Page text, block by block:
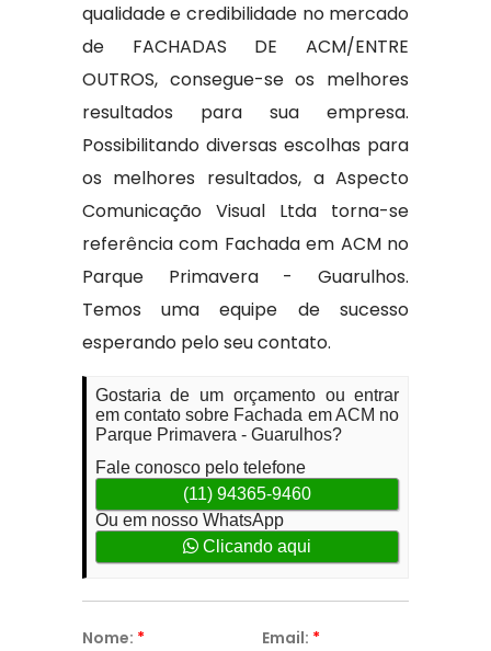
qualidade e credibilidade no mercado
de FACHADAS DE ACM/ENTRE
OUTROS, consegue-se os melhores
resultados para sua empresa.
Possibilitando diversas escolhas para
os melhores resultados, a Aspecto
Comunicação Visual Ltda torna-se
referência com Fachada em ACM no
Parque Primavera - Guarulhos.
Temos uma equipe de sucesso
esperando pelo seu contato.
Gostaria de um orçamento ou entrar
em contato sobre Fachada em ACM no
Parque Primavera - Guarulhos?
Fale conosco pelo telefone
(11) 94365-9460
Ou em nosso WhatsApp
Clicando aqui
Nome: * Email: *